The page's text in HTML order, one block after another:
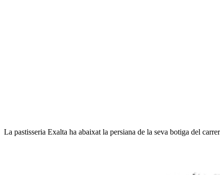
La pastisseria Exalta ha abaixat la persiana de la seva botiga del